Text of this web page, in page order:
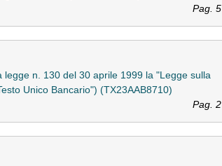
Pag. 5
n. 130 del 30 aprile 1999 la "Legge sulla
Unico Bancario") (TX23AAB8710)
Pag. 2